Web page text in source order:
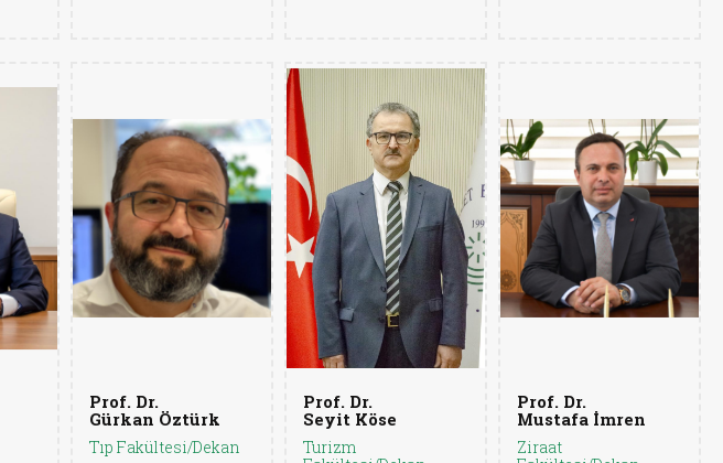
Prof. Dr.
Gürkan Öztürk
Tıp Fakültesi/Dekan
Prof. Dr.
Seyit Köse
Turizm
Prof. Dr.
Mustafa İmren
Ziraat